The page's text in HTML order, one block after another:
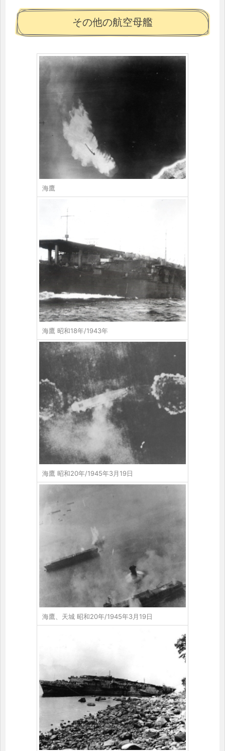
その他の航空母艦
海鷹
海鷹 昭和18年/1943年
海鷹 昭和20年/1945年3月19日
海鷹、天城 昭和20年/1945年3月19日